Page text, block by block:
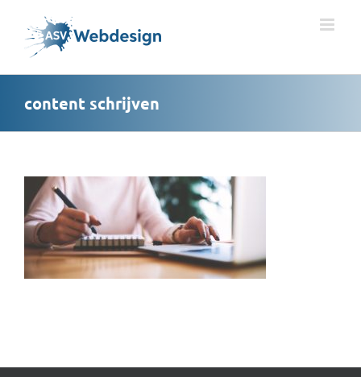
inhoud
content schrijven